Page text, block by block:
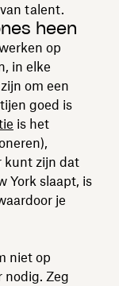
talent.
heen
op
in elke
om een
goed is
is het
kunt zijn dat
York slaapt, is
je
niet op
nodig. Zeg